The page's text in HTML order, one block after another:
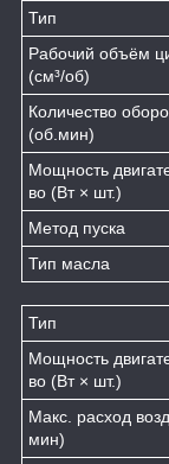
Тип
Рабочий объём
(см³/об)
Количество
(об.мин)
Мощность
во (Вт × шт.)
Метод пуска
Тип масла
Тип
Мощность
во (Вт × шт.)
Макс. расход
мин)